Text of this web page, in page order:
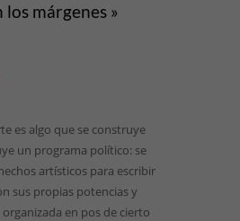
márgenes »
es algo que se construye
un programa político: se
artísticos para escribir
sus propias potencias y
en pos de cierto